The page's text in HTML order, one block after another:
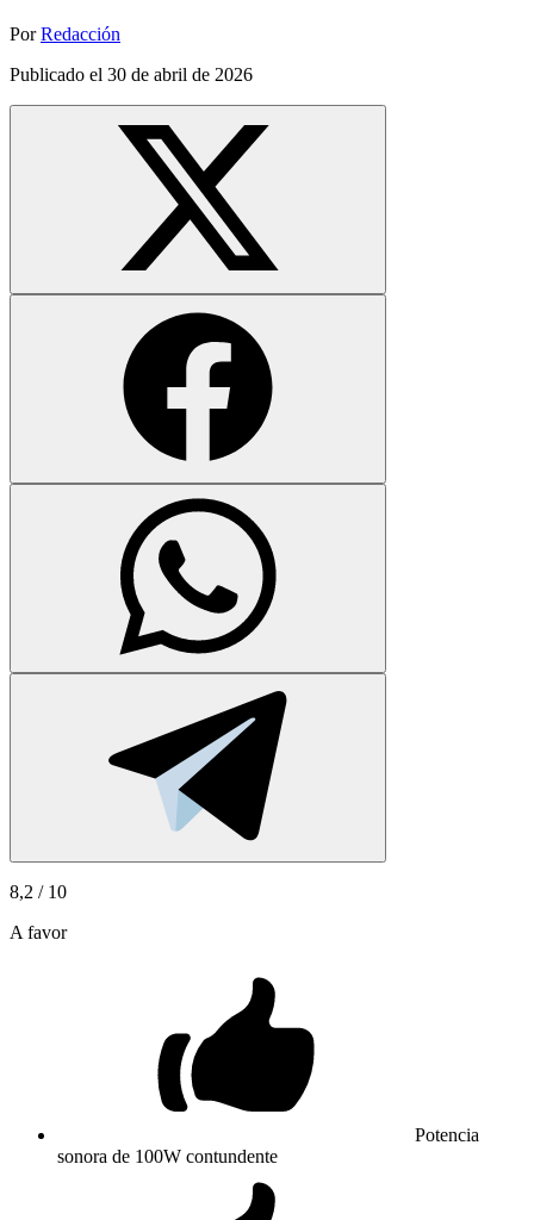
Por Redacción
Publicado el 30 de abril de 2026
8,2 / 10
A favor
Potencia
sonora de 100W contundente